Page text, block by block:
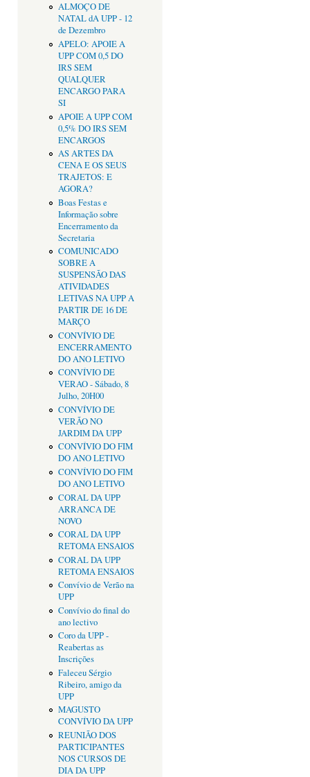
ALMOÇO DE
NATAL dA UPP - 12
de Dezembro
APELO: APOIE A
UPP COM 0,5 DO
IRS SEM
QUALQUER
ENCARGO PARA
SI
APOIE A UPP COM
0,5% DO IRS SEM
ENCARGOS
AS ARTES DA
CENA E OS SEUS
TRAJETOS: E
AGORA?
Boas Festas e
Informação sobre
Encerramento da
Secretaria
COMUNICADO
SOBRE A
SUSPENSÃO DAS
ATIVIDADES
LETIVAS NA UPP A
PARTIR DE 16 DE
MARÇO
CONVÍVIO DE
ENCERRAMENTO
DO ANO LETIVO
CONVÍVIO DE
VERAO - Sábado, 8
Julho, 20H00
CONVÍVIO DE
VERÃO NO
JARDIM DA UPP
CONVÍVIO DO FIM
DO ANO LETIVO
CONVÍVIO DO FIM
DO ANO LETIVO
CORAL DA UPP
ARRANCA DE
NOVO
CORAL DA UPP
RETOMA ENSAIOS
CORAL DA UPP
RETOMA ENSAIOS
Convívio de Verão na
UPP
Convívio do final do
ano lectivo
Coro da UPP -
Reabertas as
Inscrições
Faleceu Sérgio
Ribeiro, amigo da
UPP
MAGUSTO
CONVÍVIO DA UPP
REUNIÃO DOS
PARTICIPANTES
NOS CURSOS DE
DIA DA UPP